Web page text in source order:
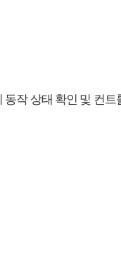
동작 상태 확인 및 컨트